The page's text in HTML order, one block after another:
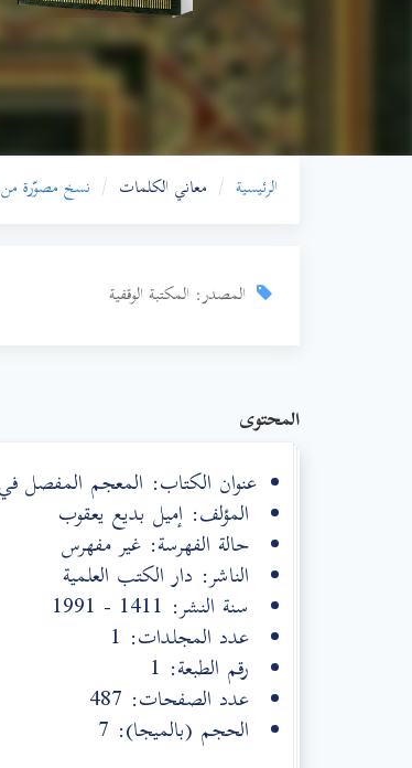
الرئيسية معاني الكلمات نسخ مصوّرة من
المصدر: المكتبة الوقفية
المحتوى
عنوان الكتاب: المعجم المفصل في
المؤلف: إميل بديع يعقوب
حالة الفهرسة: غير مفهرس
الناشر: دار الكتب العلمية
سنة النشر: 1411 - 1991
عدد المجلدات: 1
رقم الطبعة: 1
عدد الصفحات: 487
الحجم (بالميجا): 7